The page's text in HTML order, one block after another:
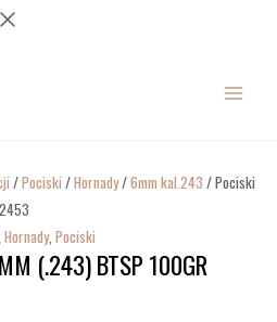
MENU
/Pociski /Hornady/6mm kal.243 / Pociski
Hornady, Pociski
(.243) BTSP 100GR